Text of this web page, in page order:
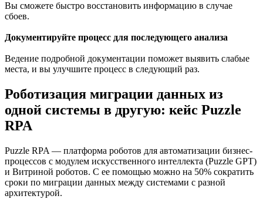
Вы сможете быстро восстановить информацию в случае
сбоев.
Документируйте процесс для последующего анализа
Ведение подробной документации поможет выявить слабые
места, и вы улучшите процесс в следующий раз.
Роботизация миграции данных из
одной системы в другую: кейс Puzzle
RPA
Puzzle RPA — платформа роботов для автоматизации бизнес-
процессов с модулем искусственного интеллекта (Puzzle GPT)
и Витриной роботов. С ее помощью можно на 50% сократить
сроки по миграции данных между системами с разной
архитектурой.